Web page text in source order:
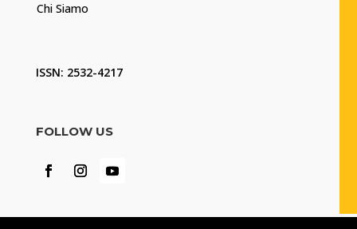
Chi Siamo
ISSN: 2532-4217
FOLLOW US